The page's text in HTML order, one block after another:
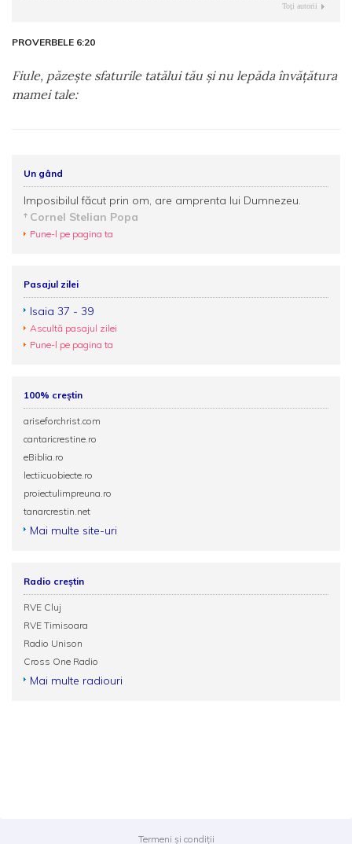
Toţi autorii
PROVERBELE 6:20
Fiule, păzeşte sfaturile tatălui tău şi nu lepăda învăţătura
mamei tale:
Un gând
Imposibilul făcut prin om, are amprenta lui Dumnezeu.
Cornel Stelian Popa
Pune-l pe pagina ta
Pasajul zilei
Isaia 37 - 39
Ascultă pasajul zilei
Pune-l pe pagina ta
100% creștin
ariseforchrist.com
cantaricrestine.ro
eBiblia.ro
lectiicuobiecte.ro
proiectulimpreuna.ro
tanarcrestin.net
Mai multe site-uri
Radio creștin
RVE Cluj
RVE Timisoara
Radio Unison
Cross One Radio
Mai multe radiouri
Termeni și condiții